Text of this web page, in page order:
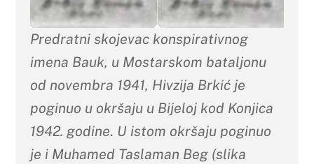
Predratni skojevac konspirativnog
imena Bauk, u Mostarskom bataljonu
od novembra 1941, Hivzija Brkić je
poginuo u okršaju u Bijeloj kod Konjica
1942. godine. U istom okršaju poginuo
je i Muhamed Taslaman Beg (slika